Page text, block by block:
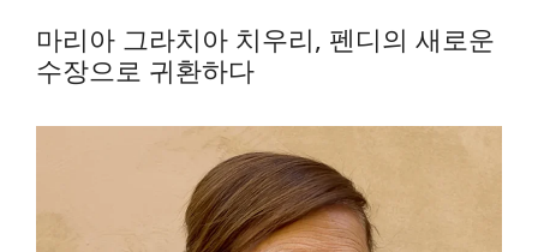
마리아 그라치아 치우리, 펜디의 새로운
수장으로 귀환하다